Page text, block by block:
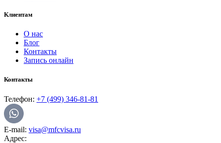
Клиентам
О нас
Блог
Контакты
Запись онлайн
Контакты
Телефон: +7 (499) 346-81-81
E-mail: visa@mfcvisa.ru
Адрес: